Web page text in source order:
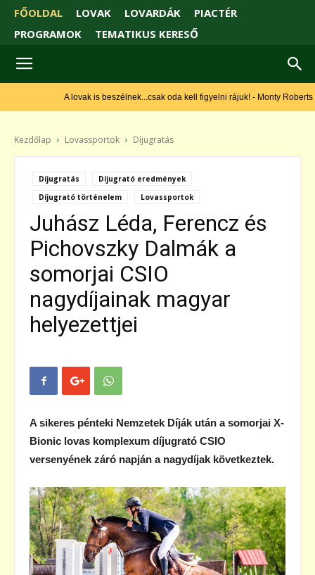
FŐOLDAL LOVAK LOVARDÁK
PIACTÉR
PROGRAMOK
TEMATIKUS KERESŐ
A lovak is beszélnek...csak oda kell figyelni rájuk! - Monty Roberts
Kezdőlap Lovassportok Díjugratás
Díjugratás
Díjugrató eredmények
Díjugrató történelem
Lovassportok
Juhász Léda, Ferencz és
Pichovszky Dalmák a
somorjai CSIO
nagydíjainak magyar
helyezettjei
A sikeres pénteki Nemzetek Díják után a somorjai X-
Bionic lovas komplexum díjugrató CSIO
versenyének záró napján a nagydíjak következtek.